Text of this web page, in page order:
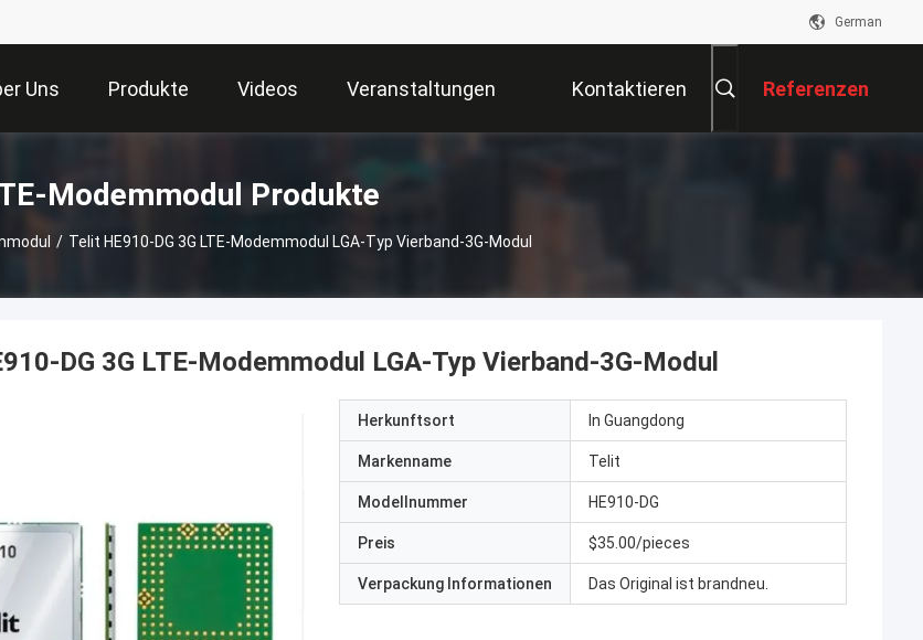
German
Uns Produkte Videos Veranstaltungen Kontaktieren Referenzen
Modemmodul Produkte
/ Telit HE910-DG 3G LTE-Modemmodul LGA-Typ Vierband-3G-Modul
DG 3G LTE-Modemmodul LGA-Typ Vierband-3G-Modul
Herkunftsort In Guangdong
Markenname TeIit
Modellnummer HE910-DG
Preis $35.00/pieces
Verpackung Informationen Das Original ist brandneu.